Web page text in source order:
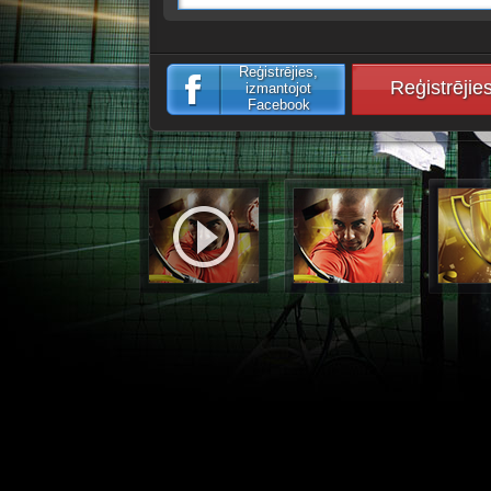
Reģistrējies,
izmantojot
Facebook